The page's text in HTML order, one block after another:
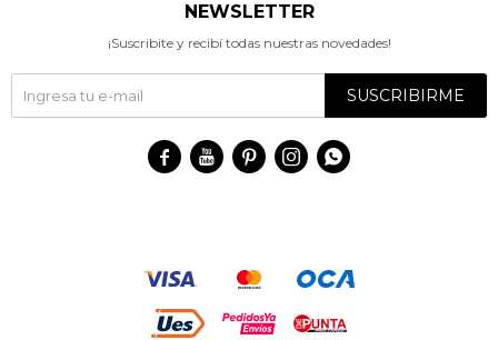
NEWSLETTER
¡Suscribite y recibí todas nuestras novedades!
SUSCRIBIRME
    